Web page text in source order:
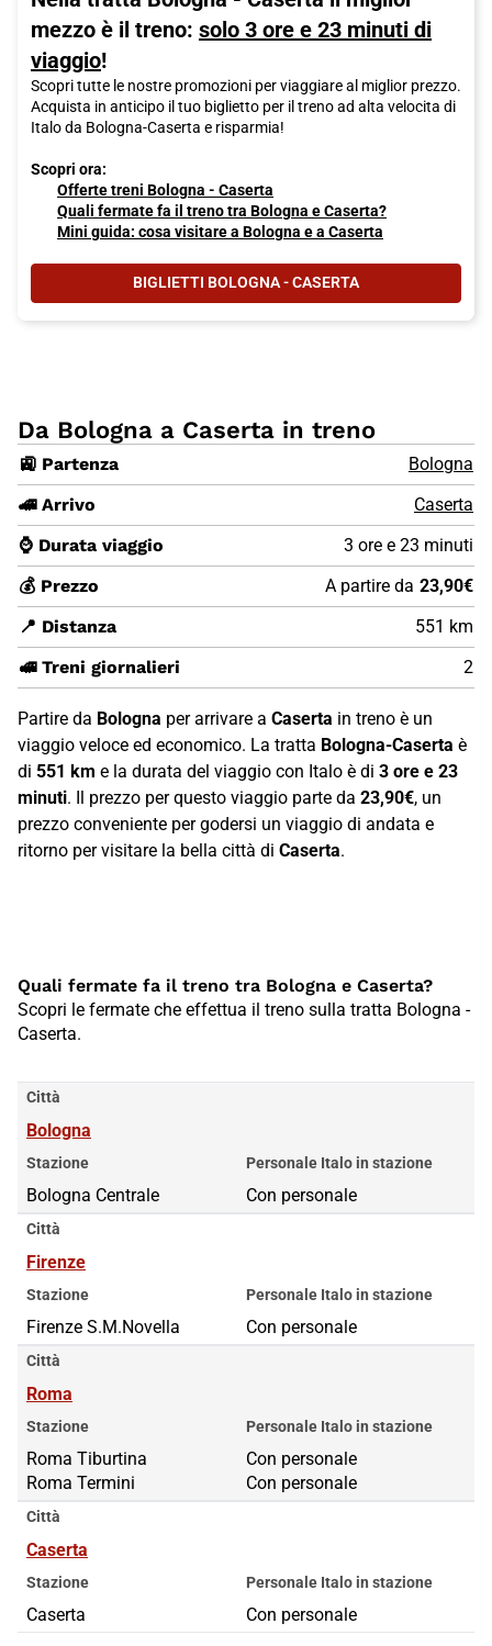
mezzo è il treno: solo 3 ore e 23 minuti di
viaggio!
Scopri tutte le nostre promozioni per viaggiare al miglior prezzo.
Acquista in anticipo il tuo biglietto per il treno ad alta velocita di
Italo da Bologna-Caserta e risparmia!
Scopri ora:
Offerte treni Bologna - Caserta
Quali fermate fa il treno tra Bologna e Caserta?
Mini guida: cosa visitare a Bologna e a Caserta
BIGLIETTI BOLOGNA - CASERTA
Da Bologna a Caserta in treno
🚉 Partenza
Bologna
🚄 Arrivo
Caserta
⌚ Durata viaggio
3 ore e 23 minuti
💰 Prezzo
A partire da 23,90€
📍 Distanza
551 km
🚅 Treni giornalieri
2
Partire da Bologna per arrivare a Caserta in treno è un
viaggio veloce ed economico. La tratta Bologna-Caserta è
di 551 km e la durata del viaggio con Italo è di 3 ore e 23
minuti. Il prezzo per questo viaggio parte da 23,90€, un
prezzo conveniente per godersi un viaggio di andata e
ritorno per visitare la bella città di Caserta.
Quali fermate fa il treno tra Bologna e Caserta?
Scopri le fermate che effettua il treno sulla tratta Bologna -
Caserta.
Città
Bologna
Stazione
Bologna Centrale
Personale Italo in stazione
Con personale
Città
Firenze
Stazione
Firenze S.M.Novella
Personale Italo in stazione
Con personale
Città
Roma
Stazione
Roma Tiburtina
Roma Termini
Personale Italo in stazione
Roma Tiburtina
Con personale
Roma Termini
Con personale
Città
Caserta
Stazione
Caserta
Personale Italo in stazione
Con personale